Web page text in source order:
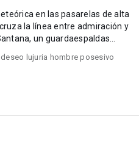
en las pasarelas de alta
la línea entre admiración y
un guardaespaldas
lujuria hombre posesivo